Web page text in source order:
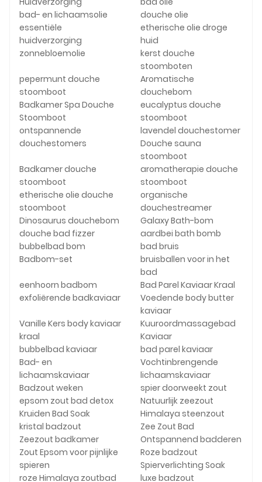
bad- en lichaamsolie
douche olie
essentiële
huidverzorging
zonnebloemolie
etherische olie droge
huid
kerst douche
stoomboten
pepermunt douche
stoomboot
Aromatische
douchebom
Badkamer Spa Douche
Stoomboot
eucalyptus douche
stoomboot
ontspannende
douchestomers
lavendel douchestomer
Douche sauna
stoomboot
Badkamer douche
stoomboot
aromatherapie douche
stoomboot
etherische olie douche
stoomboot
organische
douchestreamer
Dinosaurus douchebom
Galaxy Bath-bom
douche bad fizzer
aardbei bath bomb
bubbelbad bom
bad bruis
Badbom-set
bruisballen voor in het
bad
eenhoorn badbom
Bad Parel Kaviaar Kraal
exfoliërende badkaviaar
Voedende body butter
kaviaar
Vanille Kers body kaviaar
kraal
Kuuroordmassagebad
Kaviaar
bubbelbad kaviaar
bad parel kaviaar
Bad- en
lichaamskaviaar
Vochtinbrengende
lichaamskaviaar
Badzout weken
spier doorweekt zout
epsom zout bad detox
Natuurlijk zeezout
Kruiden Bad Soak
Himalaya steenzout
kristal badzout
Zee Zout Bad
Zeezout badkamer
Ontspannend badderen
Zout Epsom voor pijnlijke
spieren
Roze badzout
Spierverlichting Soak
roze Himalaya zoutbad
luxe badzout